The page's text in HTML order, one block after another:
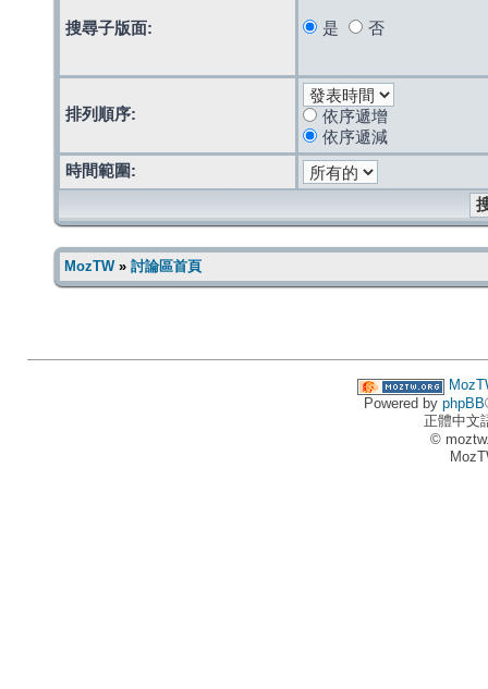
搜尋子版面: 是 否
排列順序:
依序遞增
依序遞減
時間範圍:
MozTW» 討論區首頁
Powered by phpBB
正體中文
©